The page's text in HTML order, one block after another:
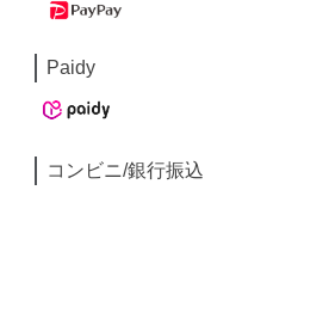
Paidy
コンビニ/銀行振込